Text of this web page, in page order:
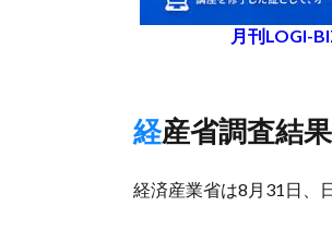
月刊LOGI-
経産省調査
経済産業省は8月31日、